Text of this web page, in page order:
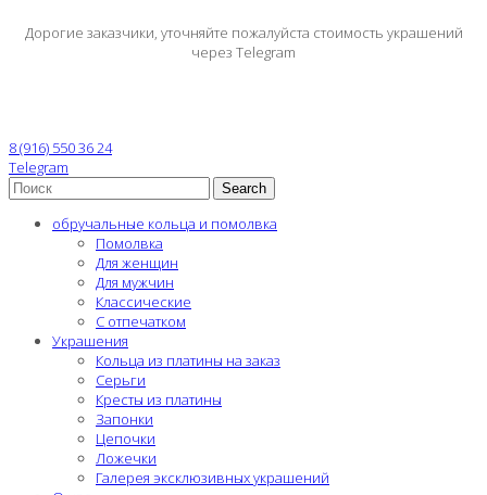
Дорогие заказчики, уточняйте пожалуйста стоимость украшений
через Telegram
8 (916) 550 36 24
Telegram
Search
обручальные кольца и помолвка
Помолвка
Для женщин
Для мужчин
Классические
С отпечатком
Украшения
Кольца из платины на заказ
Серьги
Кресты из платины
Запонки
Цепочки
Ложечки
Галерея эксклюзивных украшений